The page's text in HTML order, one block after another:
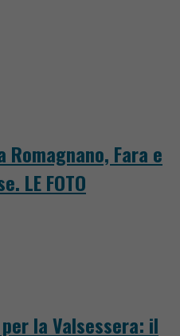
Fara e
LE FOTO
la Valsessera: il